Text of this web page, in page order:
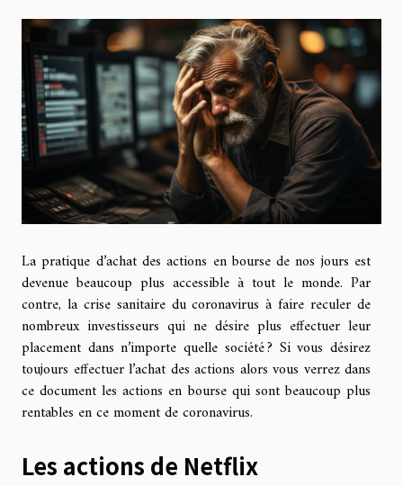
La pratique d’achat des actions en bourse de nos jours est
devenue beaucoup plus accessible à tout le monde. Par
contre, la crise sanitaire du coronavirus à faire reculer de
nombreux investisseurs qui ne désire plus effectuer leur
placement dans n’importe quelle société ? Si vous désirez
toujours effectuer l’achat des actions alors vous verrez dans
ce document les actions en bourse qui sont beaucoup plus
rentables en ce moment de coronavirus.
Les actions de Netflix